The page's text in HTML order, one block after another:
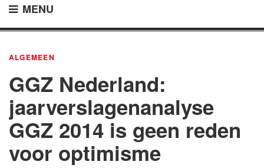
MENU
ALGEMEEN
GGZ Nederland:
jaarverslagenanalyse
GGZ 2014 is geen reden
voor optimisme